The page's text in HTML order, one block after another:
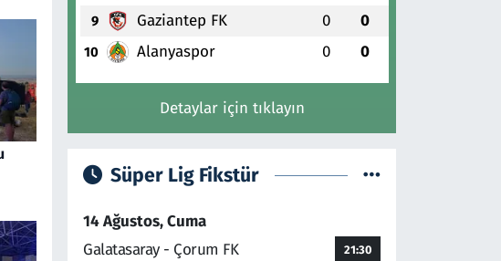
9 Gaziantep FK 0 0
10 Alanyaspor 0 0
Detaylar için tıklayın
Süper Lig Fikstür
14 Ağustos, Cuma
Galatasaray - Çorum FK
21:30